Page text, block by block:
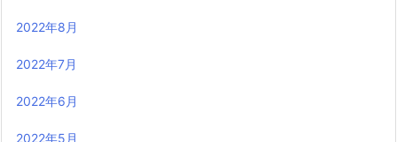
2022年8月
2022年7月
2022年6月
2022年5月